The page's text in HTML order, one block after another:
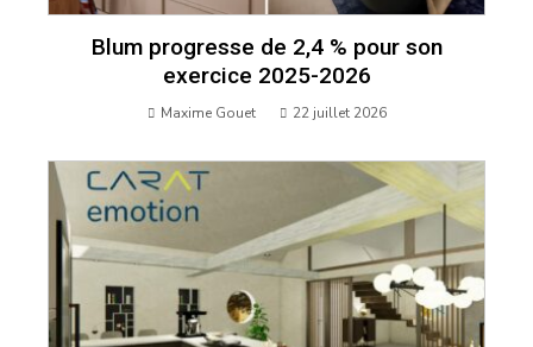
Blum progresse de 2,4 % pour son
exercice 2025-2026
Maxime Gouet 22 juillet 2026